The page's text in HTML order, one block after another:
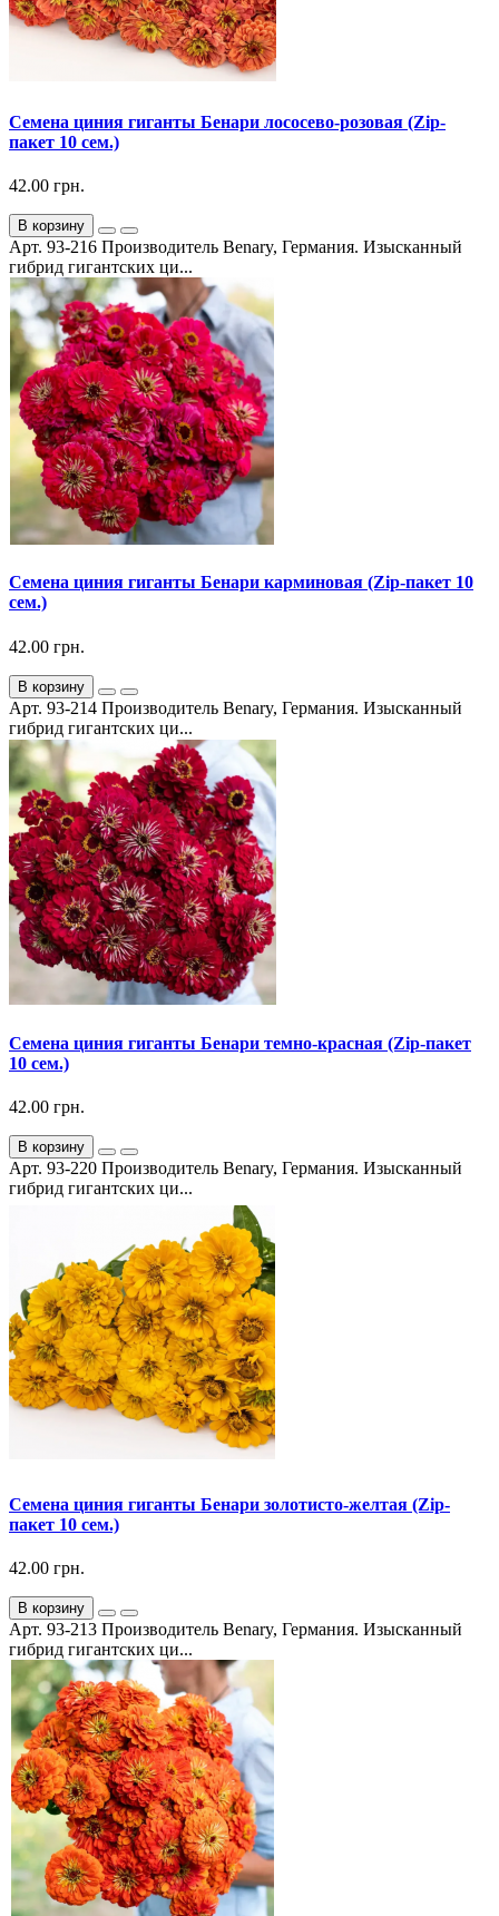
Семена циния гиганты Бенари лососево-розовая (Zip-
пакет 10 сем.)
42.00 грн.
В корзину
Арт. 93-216 Производитель Benary, Германия. Изысканный
гибрид гигантских ци...
Семена циния гиганты Бенари карминовая (Zip-пакет 10
сем.)
42.00 грн.
В корзину
Арт. 93-214 Производитель Benary, Германия. Изысканный
гибрид гигантских ци...
Семена циния гиганты Бенари темно-красная (Zip-пакет
10 сем.)
42.00 грн.
В корзину
Арт. 93-220 Производитель Benary, Германия. Изысканный
гибрид гигантских ци...
Семена циния гиганты Бенари золотисто-желтая (Zip-
пакет 10 сем.)
42.00 грн.
В корзину
Арт. 93-213 Производитель Benary, Германия. Изысканный
гибрид гигантских ци...